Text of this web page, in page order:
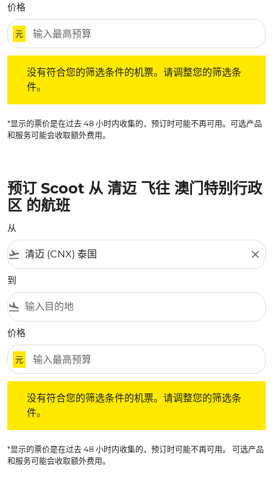
价格
元
没有符合您的筛选条件的机票。请调整您的筛选条
件。
*显示的票价是在过去 48 小时内收集的，预订时可能不再可用。可选产品
和服务可能会收取额外费用。
预订 Scoot 从 清迈 飞往 澳门特别行政
区 的航班
从
flight_takeoff close
到
flight_land
价格
元
没有符合您的筛选条件的机票。请调整您的筛选条
件。
*显示的票价是在过去 48 小时内收集的，预订时可能不再可用。 可选产品
和服务可能会收取额外费用。